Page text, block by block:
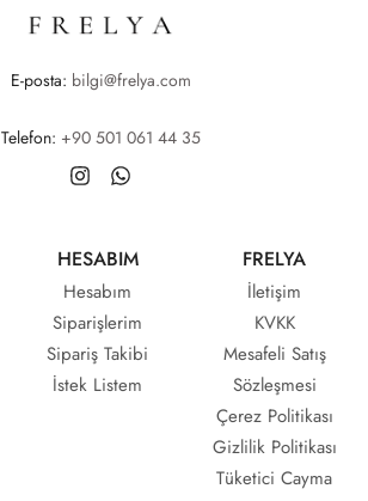
E-posta: bilgi@frelya.com
Telefon: +90 501 061 44 35
HESABIM
Hesabım
Siparişlerim
Sipariş Takibi
İstek Listem
FRELYA
İletişim
KVKK
Mesafeli Satış
Sözleşmesi
Çerez Politikası
Gizlilik Politikası
Tüketici Cayma